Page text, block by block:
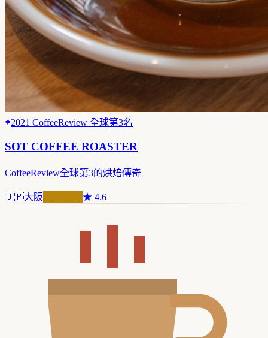
2021 CoffeeReview 全球第3名
SOT COFFEE ROASTER
CoffeeReview全球第3的烘焙傳奇
🇯🇵大阪 ★ 4.6